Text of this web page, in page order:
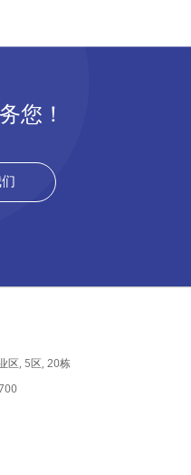
您！
区, 5区, 20栋